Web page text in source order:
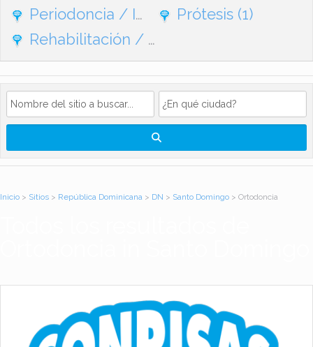
Periodoncia / Implantes
(1)
Prótesis (1)
Rehabilitación / Ortodoncia
Inicio > Sitios > República Dominicana > DN > Santo Domingo > Ortodoncia